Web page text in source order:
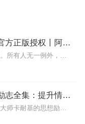
被讨厌的勇气（全两册）官方正版授权丨阿德勒心理学畅销经典｜幸福的勇气
人可以改变，人还可以获得幸福。所有人无一例外，都能如此。——阿德勒心理学一名深陷自卑、无能与不幸福的青年，听到了一名哲人主张的“世界无比单纯，人人都能幸福”便来...
人性的弱点丨卡耐基经典励志全集：提升情商和沟通技巧
本套系专辑，汇集了人际关系学大师卡耐基的思想励志精华，收录《人性的弱点》《人性的优点》《语言的突破》《美好的人生》《快乐的人生》等所有经典！是卡耐基的经典合辑，...